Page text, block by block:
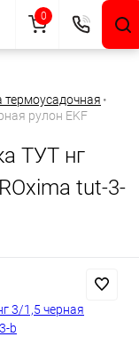
термоусадочная •
рулон EKF
ТУТ нг
tut-3-
0